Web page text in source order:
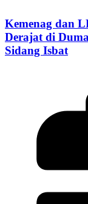
Kemenag dan
Derajat di
Sidang Isbat